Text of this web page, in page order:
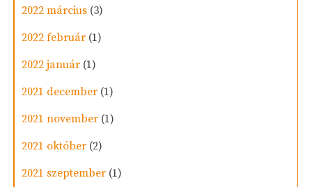
2022 március (3)
2022 február (1)
2022 január (1)
2021 december (1)
2021 november (1)
2021 október (2)
2021 szeptember (1)